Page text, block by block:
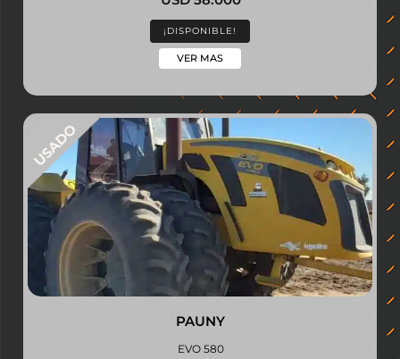
¡DISPONIBLE!
VER MAS
PAUNY
EVO 580